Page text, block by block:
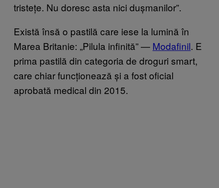
tristețe. Nu doresc asta nici dușmanilor”.
Există însă o pastilă care iese la lumină în
Marea Britanie: „Pilula infinită” — Modafinil. E
prima pastilă din categoria de droguri smart,
care chiar funcționează și a fost oficial
aprobată medical din 2015.